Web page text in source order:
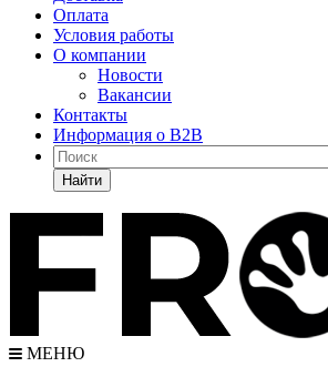
Оплата
Условия работы
О компании
Новости
Вакансии
Контакты
Информация о B2B
Найти
МЕНЮ